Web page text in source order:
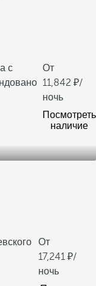
с
От
11,842
/
ночь
Посмотреть
наличие
От
17,241
/
ночь